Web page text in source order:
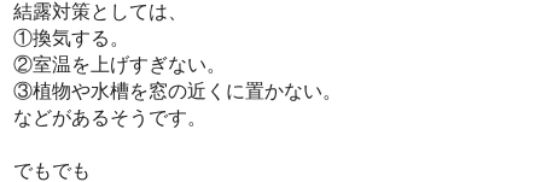
結露対策としては、
①換気する。
②室温を上げすぎない。
③植物や水槽を窓の近くに置かない。
などがあるそうです。
でもでも